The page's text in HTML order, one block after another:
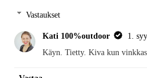
Vastaukset
Kati 100%outdoor
1.
Käyn. Tietty. Kiva kun